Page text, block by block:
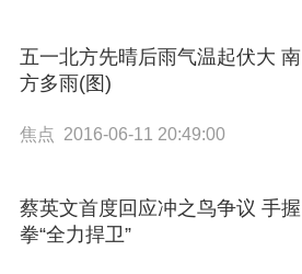
五一北方先晴后雨气温起伏大 南
方多雨(图)
焦点 2016-06-11 20:49:00
蔡英文首度回应冲之鸟争议 手握
拳“全力捍卫”